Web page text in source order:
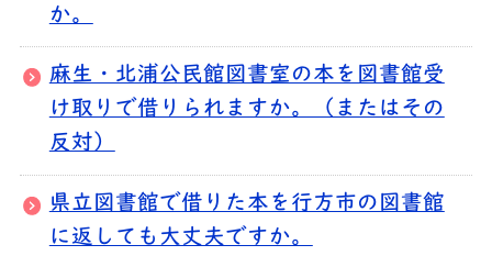
か。
麻生・北浦公民館図書室の本を図書館受
け取りで借りられますか。（またはその
反対）
県立図書館で借りた本を行方市の図書館
に返しても大丈夫ですか。